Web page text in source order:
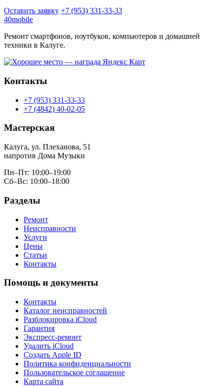
Оставить заявку +7 (953) 331-33-33
40mobile
Ремонт смартфонов, ноутбуков, компьютеров и домашней
техники в Калуге.
Контакты
+7 (953) 331-33-33
+7 (4842) 40-02-05
Мастерская
Калуга, ул. Плеханова, 51
напротив Дома Музыки
Пн–Пт: 10:00–19:00
Сб–Вс: 10:00–18:00
Разделы
Ремонт
Неисправности
Услуги
Цены
Статьи
Контакты
Помощь и документы
Контакты
Каталог неисправностей
Разблокировка iCloud
Гарантия
Экспресс-ремонт
Удалить iCloud
Создать Apple ID
Политика конфиденциальности
Пользовательское соглашение
Карта сайта